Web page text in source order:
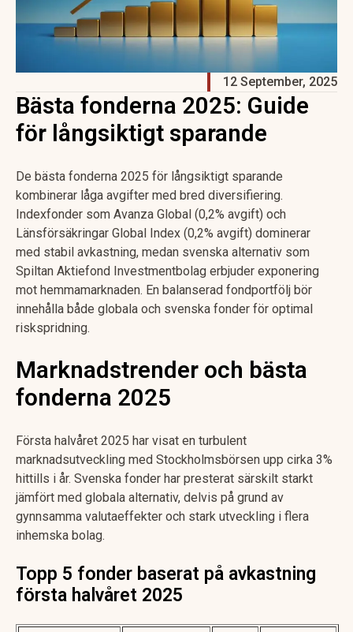
12 September, 2025
Bästa fonderna 2025: Guide
för långsiktigt sparande
De bästa fonderna 2025 för långsiktigt sparande
kombinerar låga avgifter med bred diversifiering.
Indexfonder som Avanza Global (0,2% avgift) och
Länsförsäkringar Global Index (0,2% avgift) dominerar
med stabil avkastning, medan svenska alternativ som
Spiltan Aktiefond Investmentbolag erbjuder exponering
mot hemmamarknaden. En balanserad fondportfölj bör
innehålla både globala och svenska fonder för optimal
riskspridning.
Marknadstrender och bästa
fonderna 2025
Första halvåret 2025 har visat en turbulent
marknadsutveckling med Stockholmsbörsen upp cirka 3%
hittills i år. Svenska fonder har presterat särskilt starkt
jämfört med globala alternativ, delvis på grund av
gynnsamma valutaeffekter och stark utveckling i flera
inhemska bolag.
Topp 5 fonder baserat på avkastning
första halvåret 2025